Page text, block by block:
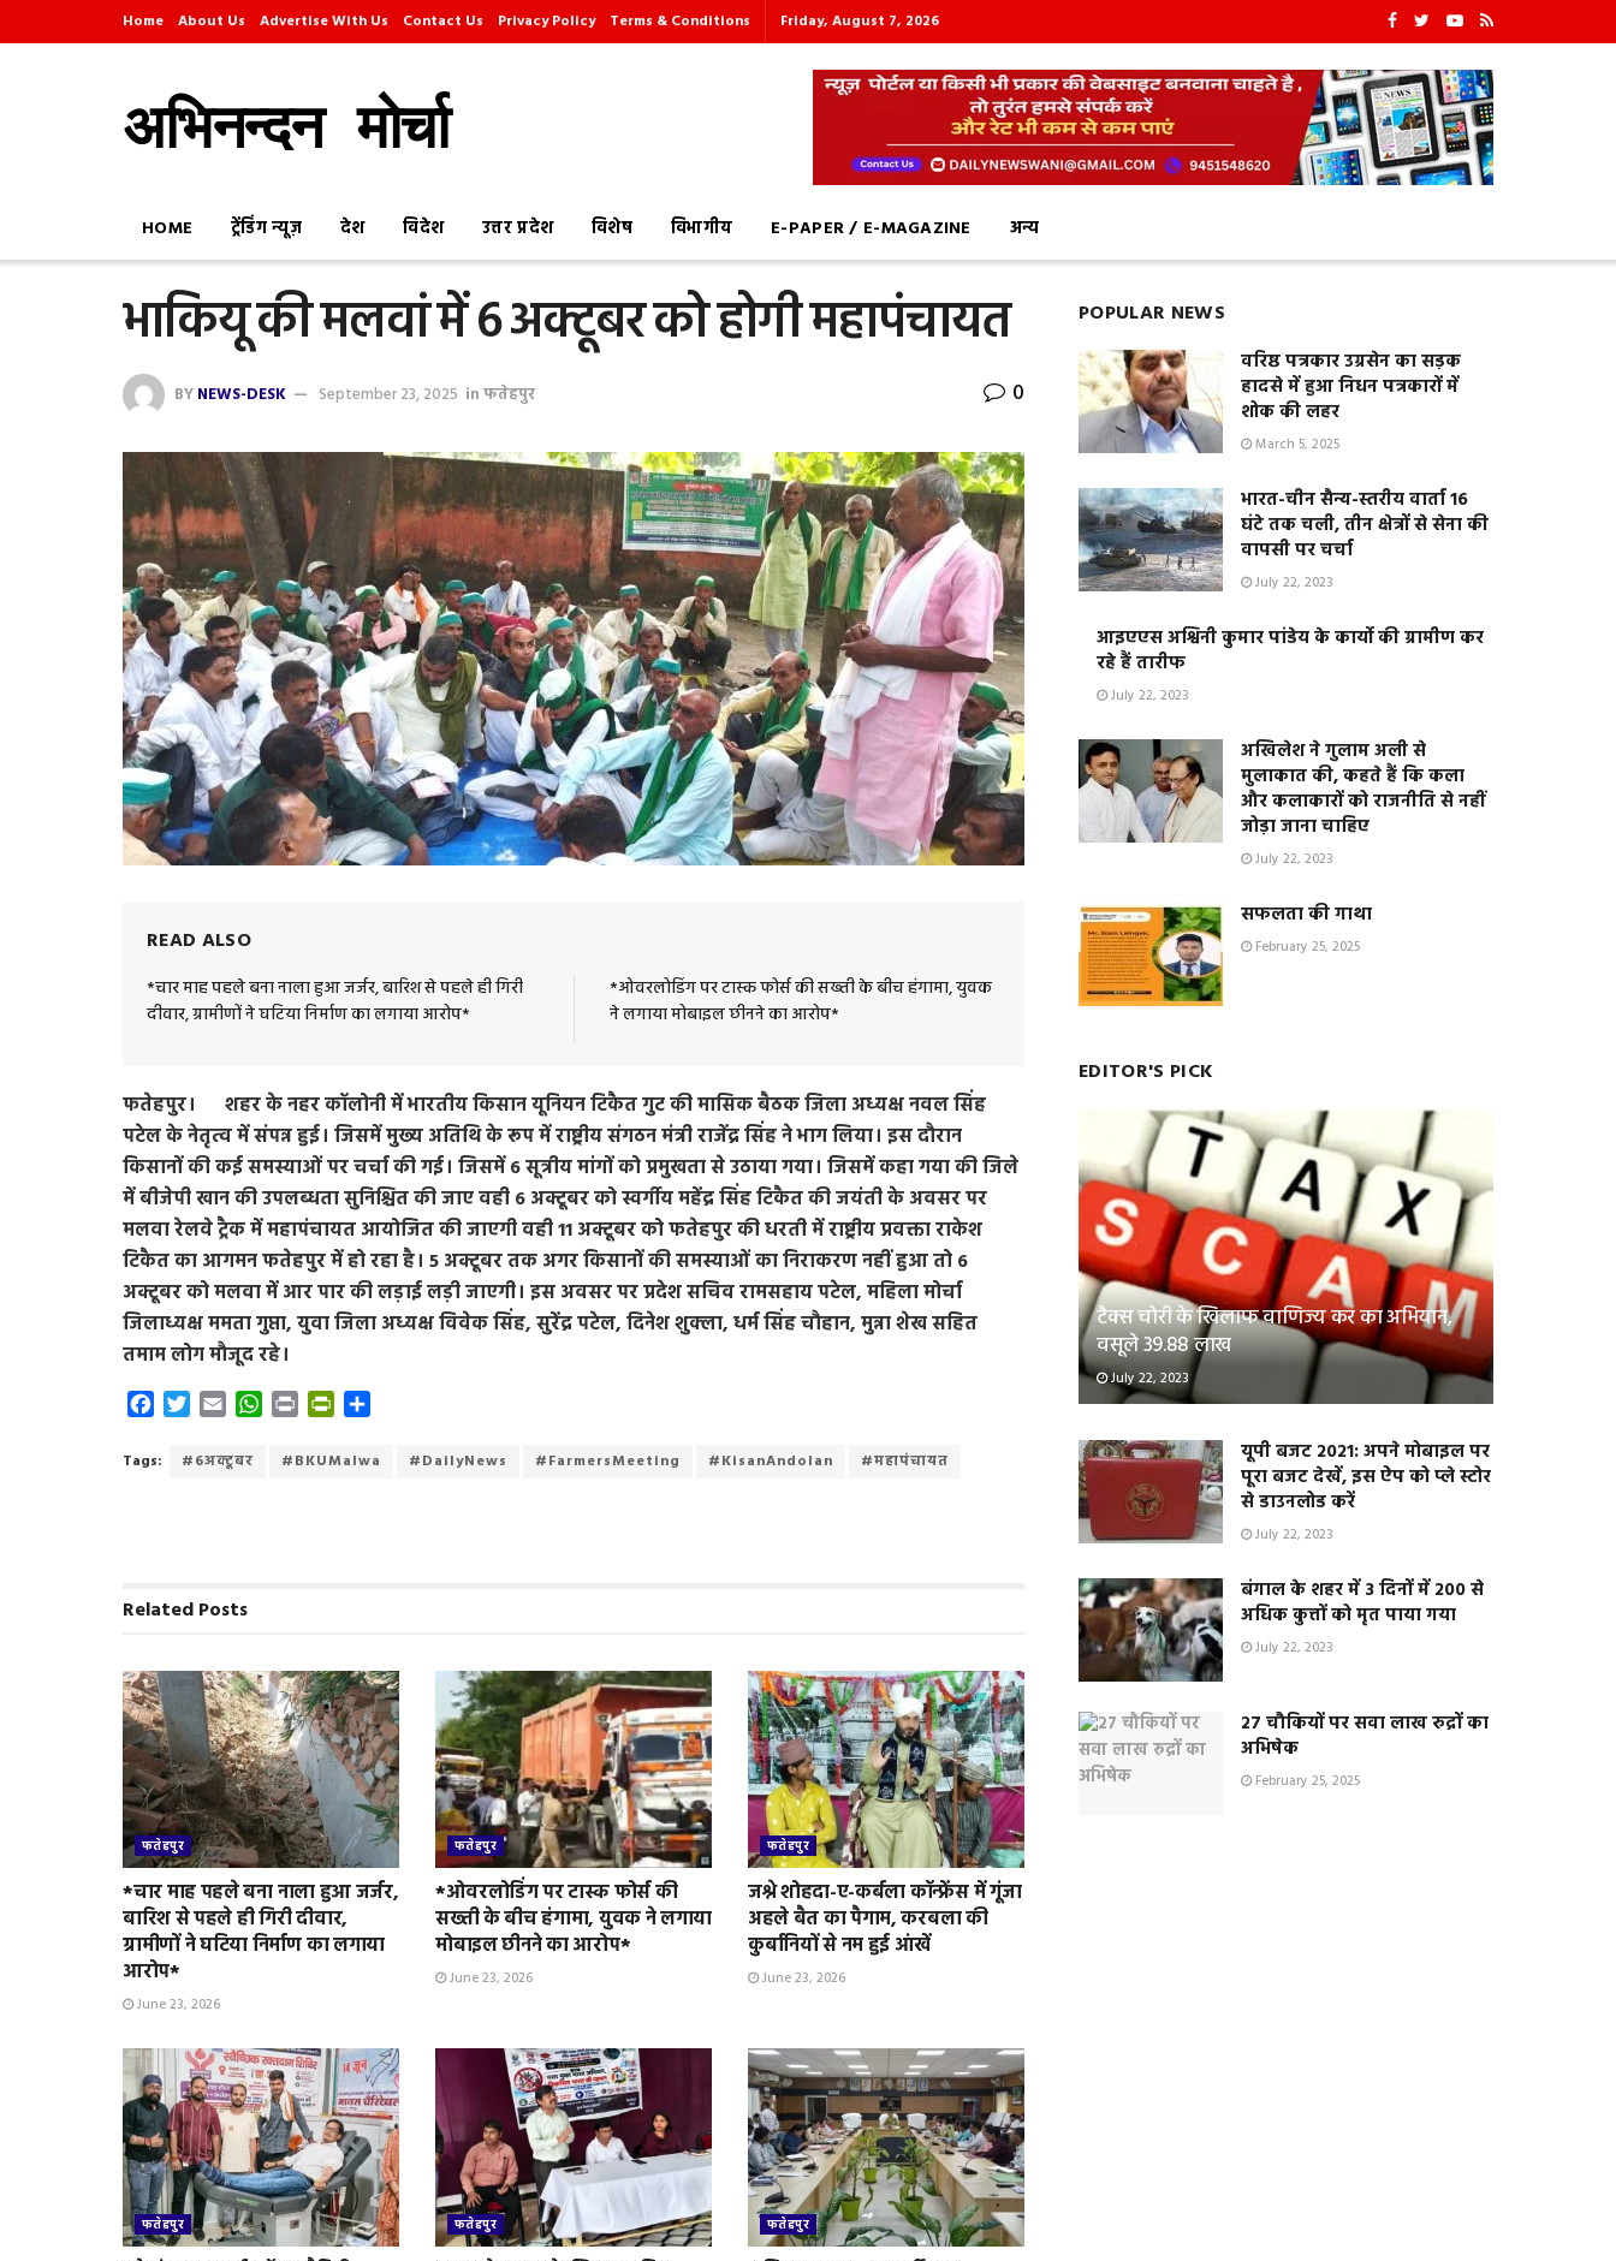
Home About Us Advertise With Us Contact Us Privacy Policy Terms & Conditions Friday, August 7, 2026
अभिनन्दन मोर्चा
HOME ट्रेंडिंग न्यूज़ देश विदेश उत्तर प्रदेश विशेष विभागीय E-PAPER / E-MAGAZINE अन्य
भाकियू की मलवां में 6 अक्टूबर को होगी महापंचायत
BYNEWS-DESK September 23, 2025 inफतेहपुर 0
READ ALSO
*चार माह पहले बना नाला हुआ जर्जर, बारिश से पहले ही गिरी
दीवार, ग्रामीणों ने घटिया निर्माण का लगाया आरोप*
*ओवरलोडिंग पर टास्क फोर्स की सख्ती के बीच हंगामा, युवक
ने लगाया मोबाइल छीनने का आरोप*
फतेहपुर। शहर के नहर कॉलोनी में भारतीय किसान यूनियन टिकैत गुट की मासिक बैठक जिला अध्यक्ष नवल सिंह
पटेल के नेतृत्व में संपन्न हुई। जिसमें मुख्य अतिथि के रूप में राष्ट्रीय संगठन मंत्री राजेंद्र सिंह ने भाग लिया। इस दौरान
किसानों की कई समस्याओं पर चर्चा की गई। जिसमें 6 सूत्रीय मांगों को प्रमुखता से उठाया गया। जिसमें कहा गया की जिले
में बीजेपी खान की उपलब्धता सुनिश्चित की जाए वही 6 अक्टूबर को स्वर्गीय महेंद्र सिंह टिकैत की जयंती के अवसर पर
मलवा रेलवे ट्रैक में महापंचायत आयोजित की जाएगी वही 11 अक्टूबर को फतेहपुर की धरती में राष्ट्रीय प्रवक्ता राकेश
टिकैत का आगमन फतेहपुर में हो रहा है। 5 अक्टूबर तक अगर किसानों की समस्याओं का निराकरण नहीं हुआ तो 6
अक्टूबर को मलवा में आर पार की लड़ाई लड़ी जाएगी। इस अवसर पर प्रदेश सचिव रामसहाय पटेल, महिला मोर्चा
जिलाध्यक्ष ममता गुप्ता, युवा जिला अध्यक्ष विवेक सिंह, सुरेंद्र पटेल, दिनेश शुक्ला, धर्म सिंह चौहान, मुन्ना शेख सहित
तमाम लोग मौजूद रहे।
c
T
i
a
W
P
i
P
i
d
l
y
a
Tags: #6अक्टूबर #BKUMalwa #DailyNews #FarmersMeeting #KisanAndolan #महापंचायत
RelatedPosts
फतेहपुर
*चार माह पहले बना नाला हुआ जर्जर,
बारिश से पहले ही गिरी दीवार,
ग्रामीणों ने घटिया निर्माण का लगाया
आरोप*
June 23, 2026
फतेहपुर
*ओवरलोडिंग पर टास्क फोर्स की
सख्ती के बीच हंगामा, युवक ने लगाया
मोबाइल छीनने का आरोप*
June 23, 2026
फतेहपुर
जश्ने शोहदा-ए-कर्बला कॉन्फ्रेंस में गूंजा
अहले बैत का पैगाम, करबला की
कुर्बानियों से नम हुई आंखें
June 23, 2026
फतेहपुर फतेहपुर फतेहपुर
POPULAR NEWS
वरिष्ठ पत्रकार उग्रसेन का सड़क
हादसे में हुआ निधन पत्रकारों में
शोक की लहर
March 5, 2025
भारत-चीन सैन्य-स्तरीय वार्ता 16
घंटे तक चली, तीन क्षेत्रों से सेना की
वापसी पर चर्चा
July 22, 2023
आइएएस अश्विनी कुमार पांडेय के कार्यो की ग्रामीण कर
रहे हैं तारीफ
July 22, 2023
अखिलेश ने गुलाम अली से
मुलाकात की, कहते हैं कि कला
और कलाकारों को राजनीति से नहीं
जोड़ा जाना चाहिए
July 22, 2023
सफलता की गाथा
February 25, 2025
EDITOR'S PICK
टैक्स चोरी के खिलाफ वाणिज्य कर का अभियान,
वसूले 39.88 लाख
July 22, 2023
यूपी बजट 2021: अपने मोबाइल पर
पूरा बजट देखें, इस ऐप को प्ले स्टोर
से डाउनलोड करें
July 22, 2023
बंगाल के शहर में 3 दिनों में 200 से
अधिक कुत्तों को मृत पाया गया
July 22, 2023
२७ चौकियों पर सवा लाख रुद्रों का
अभिषेक
February 25, 2025